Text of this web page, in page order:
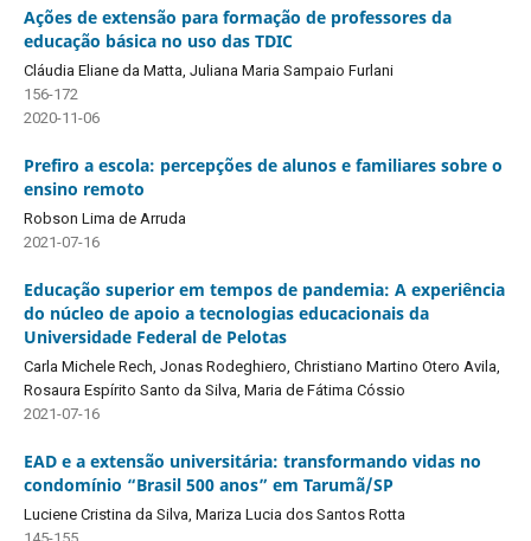
Ações de extensão para formação de professores da
educação básica no uso das TDIC
Cláudia Eliane da Matta, Juliana Maria Sampaio Furlani
156-172
2020-11-06
Prefiro a escola: percepções de alunos e familiares sobre o
ensino remoto
Robson Lima de Arruda
2021-07-16
Educação superior em tempos de pandemia: A experiência
do núcleo de apoio a tecnologias educacionais da
Universidade Federal de Pelotas
Carla Michele Rech, Jonas Rodeghiero, Christiano Martino Otero Avila,
Rosaura Espírito Santo da Silva, Maria de Fátima Cóssio
2021-07-16
EAD e a extensão universitária: transformando vidas no
condomínio “Brasil 500 anos” em Tarumã/SP
Luciene Cristina da Silva, Mariza Lucia dos Santos Rotta